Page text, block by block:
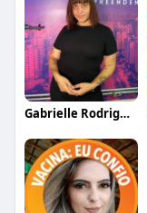
Gabrielle Rodrigues